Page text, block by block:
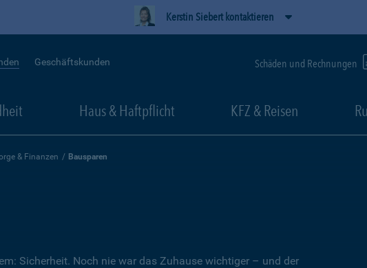
Kerstin Siebert kontaktieren
Geschäftskunden Schäden und Rechnungen
Haus & Haftpflicht KFZ & Reisen
& Finanzen Bausparen
Sicherheit. Noch nie war das Zuhause wichtiger – und der